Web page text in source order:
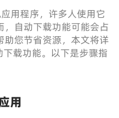
用程序，许多人使用它
自动下载功能可能会占
助您节省资源，本文将详
载功能。以下是步骤指
用